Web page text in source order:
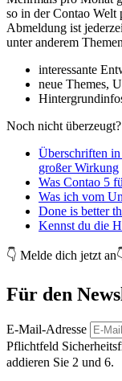
so in der Contao Welt
Abmeldung ist
unter anderem
interessante
neue Themes,
Noch nicht
Überschriften
großer Wirkung
Was Contao 5
Was ich vom
Done is better
Kennst du die
👇 Melde dich jetzt
Für den
E-Mail-Adresse
Pflichtfeld
addieren Sie 2 und 6.